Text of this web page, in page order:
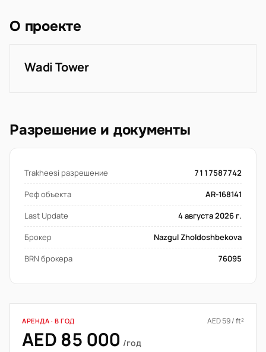
О проекте
Wadi Tower
Разрешение и документы
Trakheesi разрешение
7117587742
Реф объекта
AR-168141
Last Update
4 августа 2026 г.
Брокер
Nazgul Zholdoshbekova
BRN брокера
76095
АРЕНДА · В ГОД AED 59 / ft²
AED 85 000 /год